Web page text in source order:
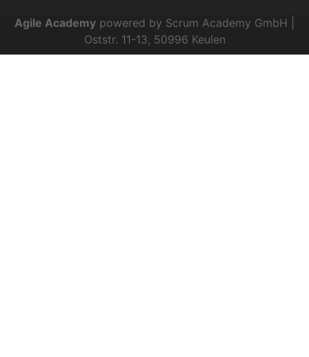
Agile Academy powered by Scrum Academy GmbH |
Oststr. 11-13, 50996 Keulen